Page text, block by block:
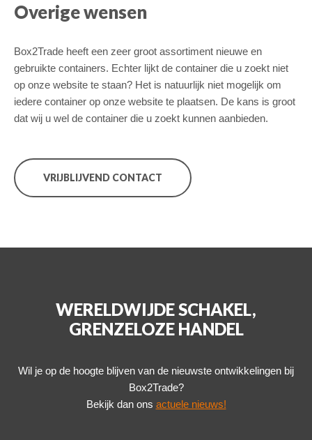
Overige wensen
Box2Trade heeft een zeer groot assortiment nieuwe en
gebruikte containers. Echter lijkt de container die u zoekt niet
op onze website te staan? Het is natuurlijk niet mogelijk om
iedere container op onze website te plaatsen. De kans is groot
dat wij u wel de container die u zoekt kunnen aanbieden.
VRIJBLIJVEND CONTACT
WERELDWIJDE SCHAKEL,
GRENZELOZE HANDEL
Wil je op de hoogte blijven van de nieuwste ontwikkelingen bij
Box2Trade?
Bekijk dan ons actuele nieuws!